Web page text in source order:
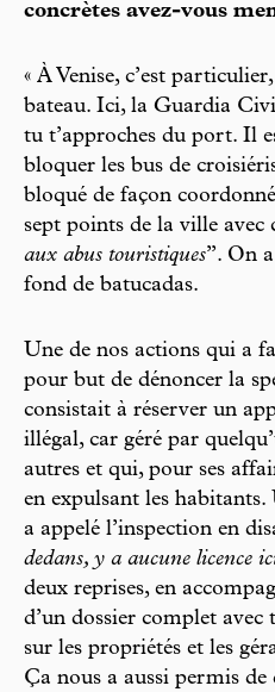
concrètes avez-vous
« À Venise, c’est
bateau. Ici, la Guardia
tu t’approches du port. Il
bloquer les bus de
bloqué de façon
sept points de la ville avec
aux abus touristiques”. On
fond de batucadas.
Une de nos actions qui a
pour but de dénoncer la
consistait à réserver un
illégal, car géré par
autres et qui, pour ses
en expulsant les
a appelé l’inspection en
dedans, y a aucune licence
deux reprises, en
d’un dossier complet
sur les propriétés et les
Ça nous a aussi permis